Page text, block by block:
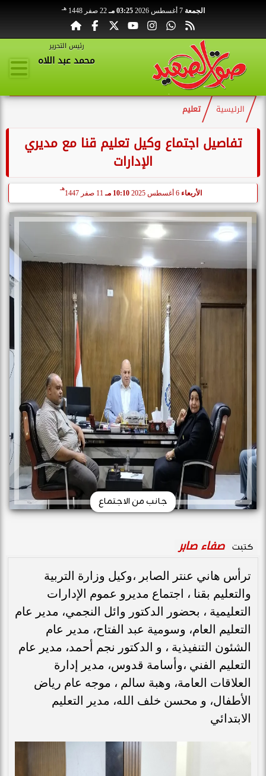
الجمعة 7 أغسطس 2026 03:25 مـ 22 صفر 1448 هـ
رئيس التحرير
محمد عبد اللاه
الرئيسية تعليم
تفاصيل اجتماع وكيل تعليم قنا مع مديري
الإدارات
الأربعاء 6 أغسطس 2025 10:10 مـ 11 صفر 1447
هـ
جانب من الاجتماع
كتبت صفاء صابر
ترأس هاني عنتر الصابر ،وكيل وزارة التربية
والتعليم بقنا ، اجتماع مديرو عموم الإدارات
التعليمية ، بحضور الدكتور وائل النجمي، مدير عام
التعليم العام، وسومية عبد الفتاح، مدير عام
الشئون التنفيذية ، و الدكتور نجم أحمد، مدير عام
التعليم الفني ،وأسامة قدوس، مدير إدارة
العلاقات العامة، وهبة سالم ، موجه عام رياض
الأطفال، و محسن خلف الله، مدير التعليم
الابتدائي